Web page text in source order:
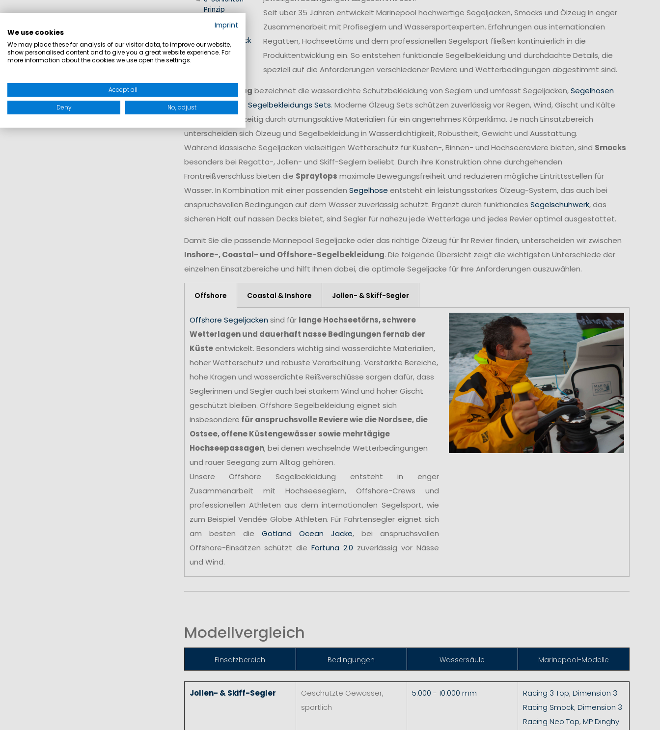
Prinzip
FAQ
Auf einen Blick
Seit über 35 Jahren entwickelt Marinepool hochwertige Segeljacken, Smocks und Ölzeug in enger
Zusammenarbeit mit Profiseglern und Wassersportexperten. Erfahrungen aus internationalen
Regatten, Hochseetörns und dem professionellen Segelsport fließen kontinuierlich in die
Produktentwicklung ein. So entstehen funktionale Segelbekleidung und durchdachte Details, die
speziell auf die Anforderungen verschiedener Reviere und Wetterbedingungen abgestimmt sind.
Ölzeug bezeichnet die wasserdichte Schutzbekleidung von Seglern und umfasst Segeljacken,Segelhosen
sowie komplette Segelbekleidungs Sets. Moderne Ölzeug Sets schützen zuverlässig vor Regen, Wind, Gischt und Kälte
und sorgt gleichzeitig durch atmungsaktive Materialien für ein angenehmes Körperklima. Je nach Einsatzbereich
unterscheiden sich Ölzeug und Segelbekleidung in Wasserdichtigkeit, Robustheit, Gewicht und Ausstattung.
Während klassische Segeljacken vielseitigen Wetterschutz für Küsten-, Binnen- und Hochseereviere bieten, sind Smocks
besonders bei Regatta-, Jollen- und Skiff-Seglern beliebt. Durch ihre Konstruktion ohne durchgehenden
Frontreißverschluss bieten die Spraytops maximale Bewegungsfreiheit und reduzieren mögliche Eintrittsstellen für
Wasser. In Kombination mit einer passenden Segelhose entsteht ein leistungsstarkes Ölzeug-System, das auch bei
anspruchsvollen Bedingungen auf dem Wasser zuverlässig schützt. Ergänzt durch funktionales Segelschuhwerk, das
sicheren Halt auf nassen Decks bietet, sind Segler für nahezu jede Wetterlage und jedes Revier optimal ausgestattet.
Damit Sie die passende Marinepool Segeljacke oder das richtige Ölzeug für Ihr Revier finden, unterscheiden wir zwischen
Inshore-, Coastal- und Offshore-Segelbekleidung. Die folgende Übersicht zeigt die wichtigsten Unterschiede der
einzelnen Einsatzbereiche und hilft Ihnen dabei, die optimale Segeljacke für Ihre Anforderungen auszuwählen.
Offshore Coastal & Inshore Jollen- & Skiff-Segler
Offshore Segeljacken sind für lange Hochseetörns, schwere
Wetterlagen und dauerhaft nasse Bedingungen fernab der
Küsteentwickelt. Besonders wichtig sind wasserdichte Materialien,
hoher Wetterschutz und robuste Verarbeitung. Verstärkte Bereiche,
hohe Kragen und wasserdichte Reißverschlüsse sorgen dafür, dass
Seglerinnen und Segler auch bei starkem Wind und hoher Gischt
geschützt bleiben. Offshore Segelbekleidung eignet sich
insbesondere für anspruchsvolle Reviere wie die Nordsee, die
Ostsee, offene Küstengewässer sowie mehrtägige
Hochseepassagen, bei denen wechselnde Wetterbedingungen
und rauer Seegang zum Alltag gehören.
Unsere Offshore Segelbekleidung entsteht in enger
Zusammenarbeit mit Hochseeseglern, Offshore-Crews und
professionellen Athleten aus dem internationalen Segelsport, wie
zum Beispiel Vendée Globe Athleten. Für Fahrtensegler eignet sich
am besten die Gotland Ocean Jacke, bei anspruchsvollen
Offshore-Einsätzen schützt dieFortuna 2.0 zuverlässig vor Nässe
und Wind.
Modellvergleich
Einsatzbereich Bedingungen Wassersäule Marinepool-Modelle
Jollen- & Skiff-Segler
Geschützte Gewässer,
sportlich
5.000 - 10.000 mm Racing 3 Top, Dimension 3
Racing Smock, Dimension 3
Racing Neo Top, MP Dinghy
Imprint
We use cookies
We may place these for analysis of our visitor data, to improve our website,
show personalised content and to give you a great website experience. For
more information about the cookies we use open the settings.
Accept all
Deny No, adjust